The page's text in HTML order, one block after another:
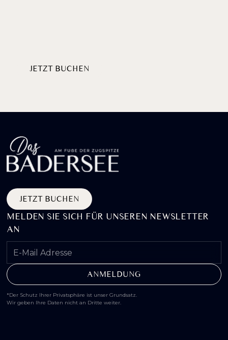
JETZT BUCHEN
JETZT BUCHEN
MELDEN SIE SICH FÜR UNSEREN NEWSLETTER
AN
*Der Schutz Ihrer Privatsphäre ist unser Grundsatz.
Wir geben Ihre Daten nicht an Dritte weiter.